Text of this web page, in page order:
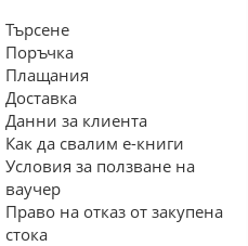
Търсене
Поръчка
Плащания
Доставка
Данни за клиента
Как да свалим е-книги
Условия за ползване на
ваучер
Право на отказ от закупена
стока